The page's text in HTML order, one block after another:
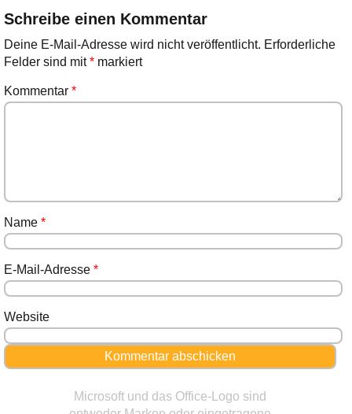
Schreibe einen Kommentar
Deine E-Mail-Adresse wird nicht veröffentlicht. Erforderliche
Felder sind mit*markiert
Kommentar *
Name *
E-Mail-Adresse *
Website
Microsoft und das Office-Logo sind